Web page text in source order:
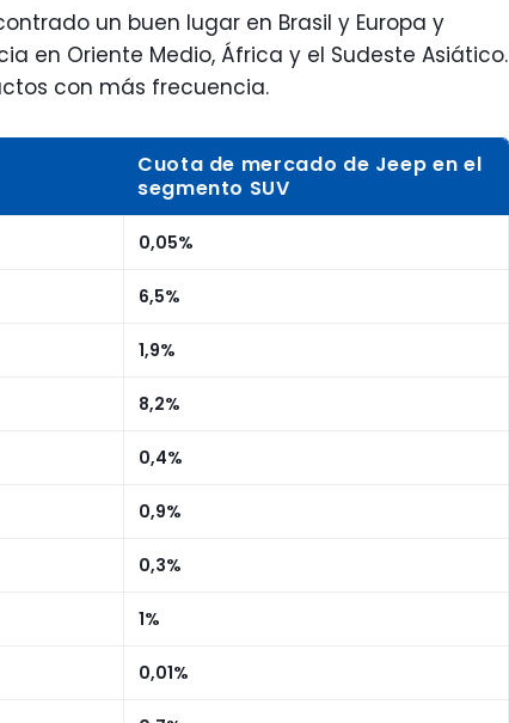
un buen lugar en Brasil y Europa y
en Oriente Medio, África y el Sudeste Asiático.
con más frecuencia.
Cuota de mercado de Jeep en el
segmento SUV
0,05%
6,5%
1,9%
8,2%
0,4%
0,9%
0,3%
1%
0,01%